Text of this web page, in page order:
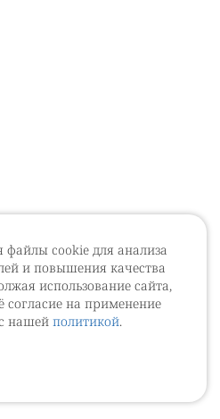
файлы cookie для анализа
и повышения качества
использование сайта,
согласие на применение
нашей политикой.